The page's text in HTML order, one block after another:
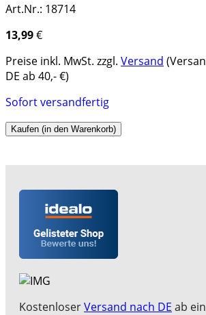
Art.Nr.: 18714
13,99€
Preise inkl. MwSt. zzgl. Versand
DE ab 40,- €)
Sofort versandfertig
Kaufen (in den Warenkorb)
KostenloserVersand nach DE ab